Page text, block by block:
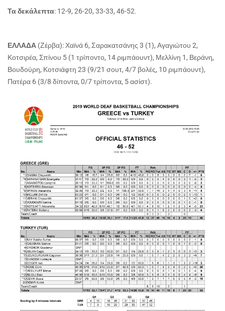
Τα δεκάλεπτα: 12-9, 26-20, 33-33, 46-52.
ΕΛΛΑΔΑ (Ζέρβα): Χαϊνά 6, Σαρακατσάνης 3 (1), Αγαγιώτου 2,
Κοτσιρέα, Σπίνου 5 (1 τρίποντο, 14 ριμπάουντ), Μελλίνη 1, Βεράνη,
Βουδούρη, Κοτσιάφτη 23 (9/21 σουτ, 4/7 βολές, 10 ριμπάουντ),
Πατέρα 6 (3/8 δίποντα, 0/7 τρίποντα, 5 ασίστ).